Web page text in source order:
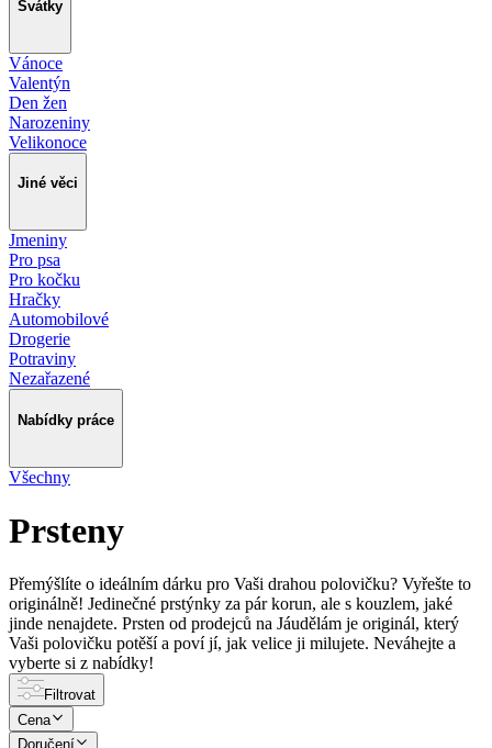
Svátky
Vánoce
Valentýn
Den žen
Narozeniny
Velikonoce
Jiné věci
Jmeniny
Pro psa
Pro kočku
Hračky
Automobilové
Drogerie
Potraviny
Nezařazené
Nabídky práce
Všechny
Prsteny
Přemýšlíte o ideálním dárku pro Vaši drahou polovičku? Vyřešte to
originálně! Jedinečné prstýnky za pár korun, ale s kouzlem, jaké
jinde nenajdete. Prsten od prodejců na Jáudělám je originál, který
Vaši polovičku potěší a poví jí, jak velice ji milujete. Neváhejte a
vyberte si z nabídky!
Filtrovat
Cena
Doručení